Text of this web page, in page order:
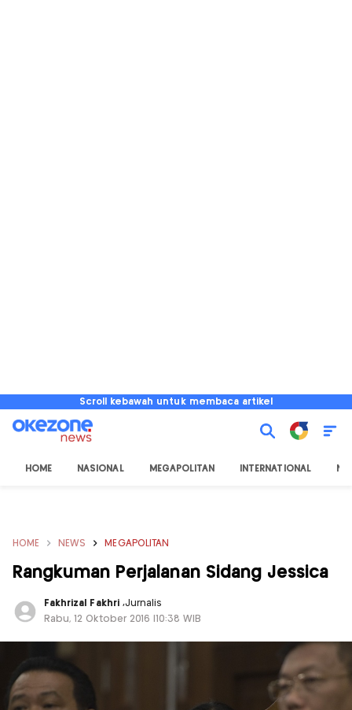
Scroll kebawah untuk membaca artikel
HOME NASIONAL MEGAPOLITAN INTERNATIONAL
HOME NEWS MEGAPOLITAN
Rangkuman Perjalanan Sidang Jessica
Fakhrizal Fakhri ,Jurnalis
Rabu, 12 Oktober 2016 |10:38 WIB